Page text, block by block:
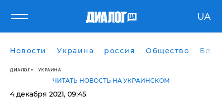
UA
Новости Украина россия Общество
ДИАЛОГ УКРАИНА
ЧИТАТЬ НОВОСТЬ НА УКРАИНСКОМ
4 декабря 2021, 09:45